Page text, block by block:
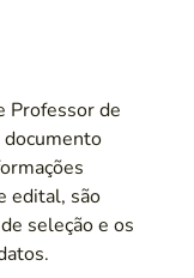
Professor de
documento
edital, são
seleção e os